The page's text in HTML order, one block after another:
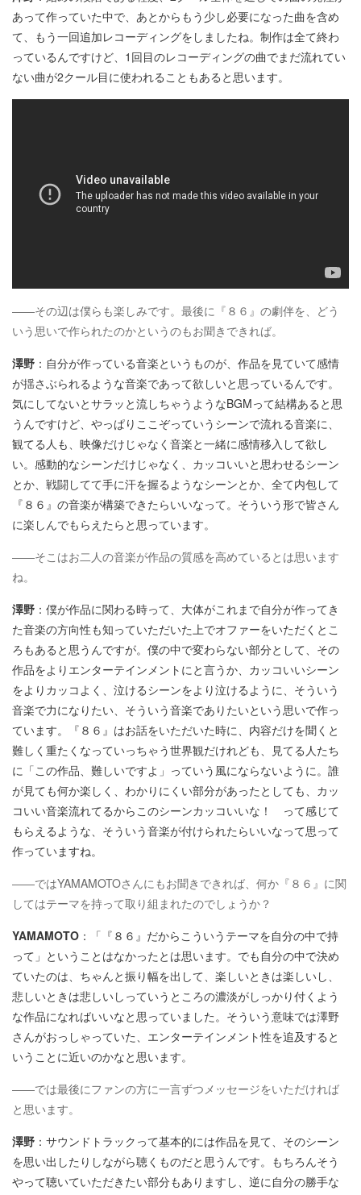
あって作っていた中で、あとからもう少し必要になった曲を含め
て、もう一回追加レコーディングをしましたね。制作は全て終わ
っているんですけど、1回目のレコーディングの曲でまだ流れてい
ない曲が2クール目に使われることもあると思います。
――その辺は僕らも楽しみです。最後に『８６』の劇伴を、どう
いう思いで作られたのかというのもお聞きできれば。
澤野 ：自分が作っている音楽というものが、作品を見ていて感情
が揺さぶられるような音楽であって欲しいと思っているんです。
気にしてないとサラッと流しちゃうようなBGMって結構あると思
うんですけど、やっぱりここぞっていうシーンで流れる音楽に、
観てる人も、映像だけじゃなく音楽と一緒に感情移入して欲し
い。感動的なシーンだけじゃなく、カッコいいと思わせるシーン
とか、戦闘してて手に汗を握るようなシーンとか、全て内包して
『８６』の音楽が構築できたらいいなって。そういう形で皆さん
に楽しんでもらえたらと思っています。
――そこはお二人の音楽が作品の質感を高めているとは思います
ね。
澤野 ：僕が作品に関わる時って、大体がこれまで自分が作ってき
た音楽の方向性も知っていただいた上でオファーをいただくとこ
ろもあると思うんですが。僕の中で変わらない部分として、その
作品をよりエンターテインメントにと言うか、カッコいいシーン
をよりカッコよく、泣けるシーンをより泣けるように、そういう
音楽で力になりたい、そういう音楽でありたいという思いで作っ
ています。『８６』はお話をいただいた時に、内容だけを聞くと
難しく重たくなっていっちゃう世界観だけれども、見てる人たち
に「この作品、難しいですよ」っていう風にならないように。誰
が見ても何か楽しく、わかりにくい部分があったとしても、カッ
コいい音楽流れてるからこのシーンカッコいいな！ って感じて
もらえるような、そういう音楽が付けられたらいいなって思って
作っていますね。
――ではYAMAMOTOさんにもお聞きできれば、何か『８６』に関
してはテーマを持って取り組まれたのでしょうか？
YAMAMOTO ：「『８６』だからこういうテーマを自分の中で持
って」ということはなかったとは思います。でも自分の中で決め
ていたのは、ちゃんと振り幅を出して、楽しいときは楽しいし、
悲しいときは悲しいしっていうところの濃淡がしっかり付くよう
な作品になればいいなと思っていました。そういう意味では澤野
さんがおっしゃっていた、エンターテインメント性を追及すると
いうことに近いのかなと思います。
――では最後にファンの方に一言ずつメッセージをいただければ
と思います。
澤野 ：サウンドトラックって基本的には作品を見て、そのシーン
を思い出したりしながら聴くものだと思うんです。もちろんそう
やって聴いていただきたい部分もありますし、逆に自分の勝手な